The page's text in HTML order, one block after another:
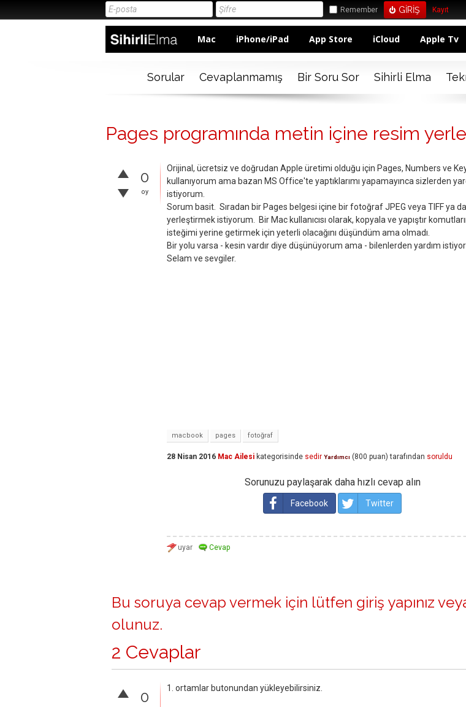
Remember Kayıt
Mac iPhone/iPad App Store iCloud Apple Tv
Sorular Cevaplanmamış Bir Soru Sor Sihirli Elma
Pages programında metin içine resim
0
oy
Orijinal, ücretsiz ve doğrudan Apple üretimi olduğu için Pages, Numbers ve
kullanıyorum ama bazan MS Office'te yaptıklarımı yapamayınca sizlerden
istiyorum.
Sorum basit. Sıradan bir Pages belgesi içine bir fotoğraf JPEG veya TIFF ya da
yerleştirmek istiyorum. Bir Mac kullanıcısı olarak, kopyala ve yapıştır
isteğimi yerine getirmek için yeterli olacağını düşündüm ama olmadı.
Bir yolu varsa - kesin vardır diye düşünüyorum ama - bilenlerden yardım
Selam ve sevgiler.
macbook pages fotoğraf
28 Nisan 2016 Mac Ailesi kategorisinde sedir Yardımcı (800 puan) tarafından soruldu
Sorunuzu paylaşarak daha hızlı cevap alın
Facebook Twitter
Bu soruya cevap vermek için lütfen giriş yapınız
olunuz.
2 Cevaplar
0 1. ortamlar butonundan yükleyebilirsiniz.